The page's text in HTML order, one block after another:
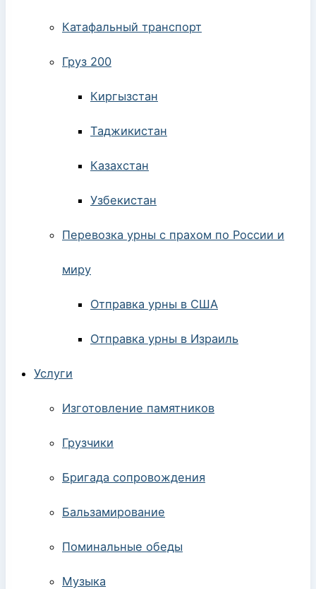
Катафальный транспорт
Груз 200
Киргызстан
Таджикистан
Казахстан
Узбекистан
Перевозка урны с прахом по России и
миру
Отправка урны в США
Отправка урны в Израиль
Услуги
Изготовление памятников
Грузчики
Бригада сопровождения
Бальзамирование
Поминальные обеды
Музыка